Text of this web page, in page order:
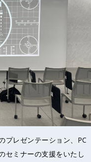
プレゼンテーション、PC
セミナーの支援をいたし